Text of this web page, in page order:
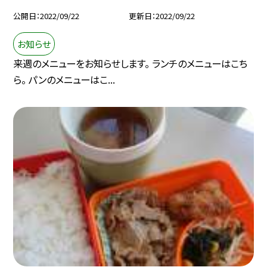
公開日 2022/09/22 更新日 2022/09/22
お知らせ
来週のメニューをお知らせします。 ランチのメニューはこち
ら。 パンのメニューはこ...